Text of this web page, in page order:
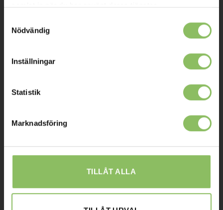
samlat in när du har använt deras tjänster.
Nödvändig
Inställningar
Statistik
Marknadsföring
TILLÅT ALLA
Leverans
Reklamation
Sommaröppettider:
Övriga dagar har vi stängt.